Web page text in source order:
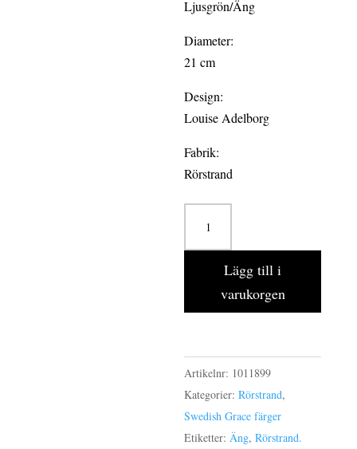
Ljusgrön/Äng
Diameter:
21 cm
Design:
Louise Adelborg
Fabrik:
Rörstrand
GRACE
ÄNG
mängd
Lägg till i
varukorgen
Artikelnr: 1011899
Kategorier:Rörstrand,
Swedish Grace färger
Etiketter: Äng,Rörstrand.